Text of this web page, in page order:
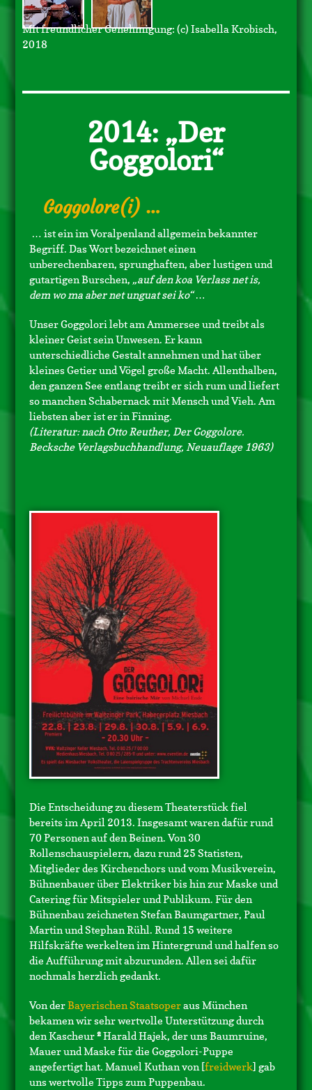
Mit freundlicher Genehmigung: (c) Isabella Krobisch,
2018
2014: „Der
Goggolori“
Goggolore(i) …
… ist ein im Voralpenland allgemein bekannter
Begriff. Das Wort bezeichnet einen
unberechenbaren, sprunghaften, aber lustigen und
gutartigen Burschen, „auf den koa Verlass net is,
dem wo ma aber net unguat sei ko“…
Unser Goggolori lebt am Ammersee und treibt als
kleiner Geist sein Unwesen. Er kann
unterschiedliche Gestalt annehmen und hat über
kleines Getier und Vögel große Macht. Allenthalben,
den ganzen See entlang treibt er sich rum und liefert
so manchen Schabernack mit Mensch und Vieh. Am
liebsten aber ist er in Finning.
(Literatur: nach Otto Reuther, Der Goggolore.
Becksche Verlagsbuchhandlung, Neuauflage 1963)
Die Entscheidung zu diesem Theaterstück fiel
bereits im April 2013. Insgesamt waren dafür rund
70 Personen auf den Beinen. Von 30
Rollenschauspielern, dazu rund 25 Statisten,
Mitglieder des Kirchenchors und vom Musikverein,
Bühnenbauer über Elektriker bis hin zur Maske und
Catering für Mitspieler und Publikum. Für den
Bühnenbau zeichneten Stefan Baumgartner, Paul
Martin und Stephan Rühl. Rund 15 weitere
Hilfskräfte werkelten im Hintergrund und halfen so
die Aufführung mit abzurunden. Allen sei dafür
nochmals herzlich gedankt.
Von derBayerischen Staatsoperaus München
bekamen wir sehr wertvolle Unterstützung durch
den Kascheur²Harald Hajek, der uns Baumruine,
Mauer und Maske für die Goggolori-Puppe
angefertigt hat. Manuel Kuthan von [freidwerk] gab
uns wertvolle Tipps zum Puppenbau.